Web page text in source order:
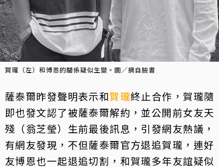
賀瓏（左）和博恩的關係疑似生變。圖／摘自臉書
薩泰爾昨發聲明表示和賀瓏終止合作，賀瓏隨
即也發文認了被薩泰爾解約，並公開前女友天
殘（翁芝瑩）生前最後訊息，引發網友熱議，
有網友發現，不但薩泰爾官方退追賀瓏，連好
友博恩也一起退追切割，和賀瓏多年友誼疑似